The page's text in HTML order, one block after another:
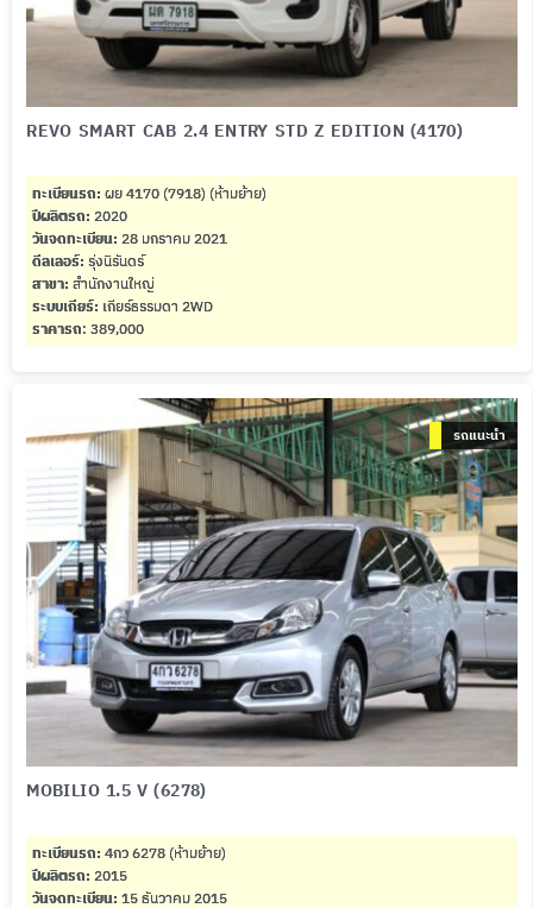
REVO SMART CAB 2.4 ENTRY STD Z EDITION (4170)
ทะเบียนรถ: ผย 4170 (7918) (ห้ามย้าย)
ปีผลิตรถ: 2020
วันจดทะเบียน: 28 มกราคม 2021
ดีลเลอร์: รุ่งนิรันดร์
สาขา: สำนักงานใหญ่
ระบบเกียร์: เกียร์ธรรมดา 2WD
ราคารถ: 389,000
รถแนะนำ
MOBILIO 1.5 V (6278)
ทะเบียนรถ: 4กว 6278 (ห้ามย้าย)
ปีผลิตรถ: 2015
วันจดทะเบียน: 15 ธันวาคม 2015